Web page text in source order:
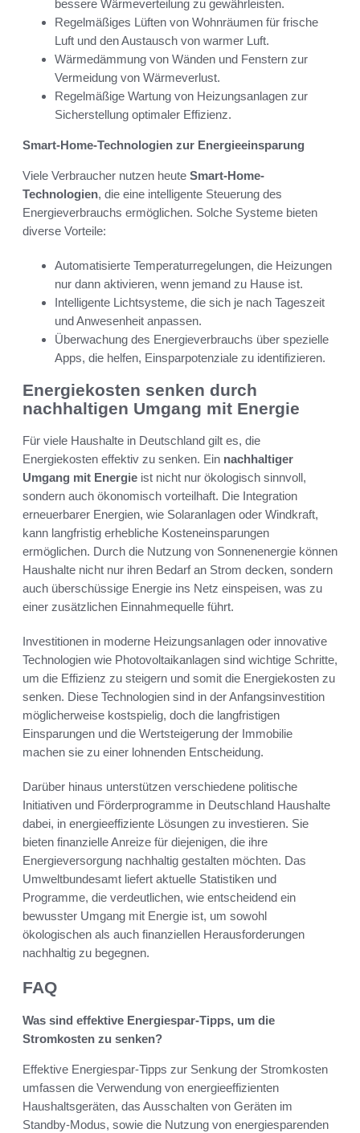
bessere Wärmeverteilung zu gewährleisten.
Regelmäßiges Lüften von Wohnräumen für frische
Luft und den Austausch von warmer Luft.
Wärmedämmung von Wänden und Fenstern zur
Vermeidung von Wärmeverlust.
Regelmäßige Wartung von Heizungsanlagen zur
Sicherstellung optimaler Effizienz.
Smart-Home-Technologien zur Energieeinsparung
Viele Verbraucher nutzen heute Smart-Home-
Technologien, die eine intelligente Steuerung des
Energieverbrauchs ermöglichen. Solche Systeme bieten
diverse Vorteile:
Automatisierte Temperaturregelungen, die Heizungen
nur dann aktivieren, wenn jemand zu Hause ist.
Intelligente Lichtsysteme, die sich je nach Tageszeit
und Anwesenheit anpassen.
Überwachung des Energieverbrauchs über spezielle
Apps, die helfen, Einsparpotenziale zu identifizieren.
Energiekosten senken durch
nachhaltigen Umgang mit Energie
Für viele Haushalte in Deutschland gilt es, die
Energiekosten effektiv zu senken. Ein nachhaltiger
Umgang mit Energie ist nicht nur ökologisch sinnvoll,
sondern auch ökonomisch vorteilhaft. Die Integration
erneuerbarer Energien, wie Solaranlagen oder Windkraft,
kann langfristig erhebliche Kosteneinsparungen
ermöglichen. Durch die Nutzung von Sonnenenergie können
Haushalte nicht nur ihren Bedarf an Strom decken, sondern
auch überschüssige Energie ins Netz einspeisen, was zu
einer zusätzlichen Einnahmequelle führt.
Investitionen in moderne Heizungsanlagen oder innovative
Technologien wie Photovoltaikanlagen sind wichtige Schritte,
um die Effizienz zu steigern und somit die Energiekosten zu
senken. Diese Technologien sind in der Anfangsinvestition
möglicherweise kostspielig, doch die langfristigen
Einsparungen und die Wertsteigerung der Immobilie
machen sie zu einer lohnenden Entscheidung.
Darüber hinaus unterstützen verschiedene politische
Initiativen und Förderprogramme in Deutschland Haushalte
dabei, in energieeffiziente Lösungen zu investieren. Sie
bieten finanzielle Anreize für diejenigen, die ihre
Energieversorgung nachhaltig gestalten möchten. Das
Umweltbundesamt liefert aktuelle Statistiken und
Programme, die verdeutlichen, wie entscheidend ein
bewusster Umgang mit Energie ist, um sowohl
ökologischen als auch finanziellen Herausforderungen
nachhaltig zu begegnen.
FAQ
Was sind effektive Energiespar-Tipps, um die
Stromkosten zu senken?
Effektive Energiespar-Tipps zur Senkung der Stromkosten
umfassen die Verwendung von energieeffizienten
Haushaltsgeräten, das Ausschalten von Geräten im
Standby-Modus, sowie die Nutzung von energiesparenden